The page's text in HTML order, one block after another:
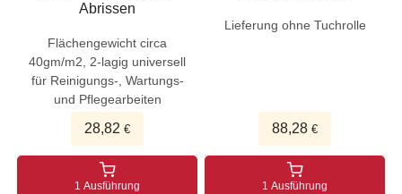
Abrissen
Flächengewicht circa
40gm/m2, 2-lagig universell
für Reinigungs-, Wartungs-
und Pflegearbeiten
28,82 €
1 Ausführung
Lieferung ohne Tuchrolle
88,28 €
1 Ausführung